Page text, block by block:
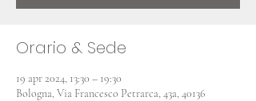
Orario & Sede
19 apr 2024, 13:30 – 19:30
Bologna, Via Francesco Petrarca, 43a, 40136